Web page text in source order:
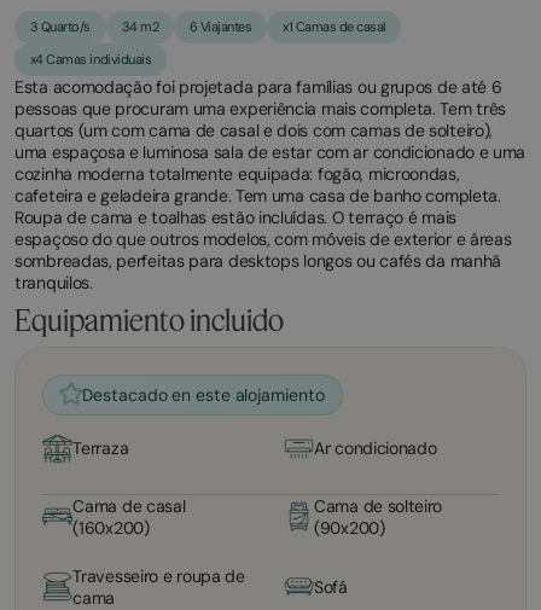
3 Quarto/s 34 m2 6 Viajantes
x1 Camas de casal
x4 Camas individuais
Esta acomodação foi projetada para famílias ou grupos de até 6
pessoas que procuram uma experiência mais completa. Tem três
quartos (um com cama de casal e dois com camas de solteiro),
uma espaçosa e luminosa sala de estar com ar condicionado e uma
cozinha moderna totalmente equipada: fogão, microondas,
cafeteira e geladeira grande. Tem uma casa de banho completa.
Roupa de cama e toalhas estão incluídas. O terraço é mais
espaçoso do que outros modelos, com móveis de exterior e áreas
sombreadas, perfeitas para desktops longos ou cafés da manhã
tranquilos.
Equipamiento incluido
Destacado en este alojamiento
Terraza Ar condicionado
Cama de casal
(160x200)
Cama de solteiro
(90x200)
Travesseiro e roupa de
cama
Sofá